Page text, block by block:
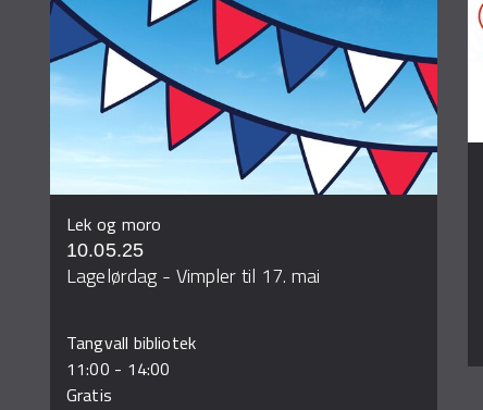
Lek og moro
10.05.25
Lagelørdag - Vimpler til 17. mai
Tangvall bibliotek
11:00 - 14:00
Gratis